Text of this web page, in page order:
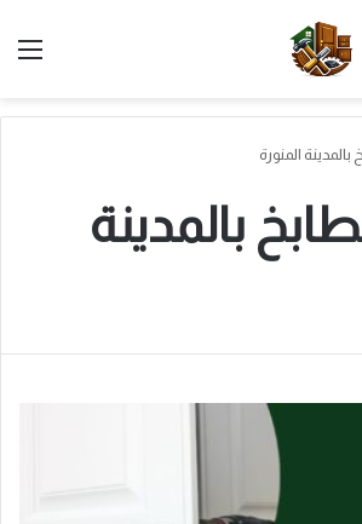
المنورة
بالمدينة